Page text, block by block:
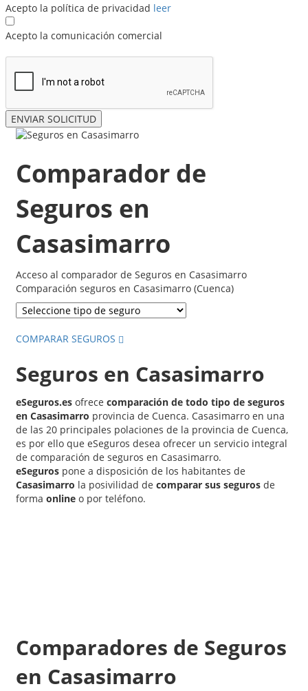
Acepto la política de privacidad leer
Acepto la comunicación comercial
Comparador de
Seguros en
Casasimarro
Acceso al comparador de Seguros en Casasimarro
Comparación seguros en Casasimarro (Cuenca)
COMPARAR SEGUROS
Seguros en Casasimarro
eSeguros.es ofrece comparación de todo tipo de seguros
en Casasimarro provincia de Cuenca. Casasimarro en una
de las 20 principales polaciones de la provincia de Cuenca,
es por ello que eSeguros desea ofrecer un servicio integral
de comparación de seguros en Casasimarro.
eSeguros pone a disposición de los habitantes de
Casasimarro la posivilidad de comparar sus seguros de
forma online o por teléfono.
Comparadores de Seguros
en Casasimarro